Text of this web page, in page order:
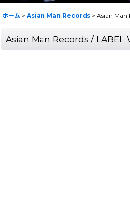
ホーム > Asian Man Records > Asian Man
Asian Man Records / LABEL